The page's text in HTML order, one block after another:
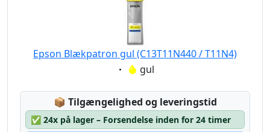
Epson Blækpatron gul (C13T11N440 / T11N4)
Eigenschaft:
gul
📦 Lagerstatus:
Tilgængelighed og leveringstid
✅ 24x på lager – Forsendelse inden for 24 timer